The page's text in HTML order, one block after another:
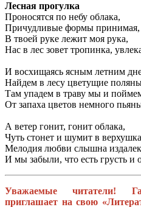
Лесная прогулка
Проносятся по небу облака,
Причудливые формы принимая,
В твоей руке лежит моя рука,
Нас в лес зовет тропинка,
И восхищаясь ясным летним
Найдем в лесу цветущие
Там упадем в траву мы и
От запаха цветов немного
А ветер гонит, гонит облака,
Чуть стонет и шумит в
Мелодия любви слышна
И мы забыли, что есть грусть и
Уважаемые читатели!
приглашает на свою